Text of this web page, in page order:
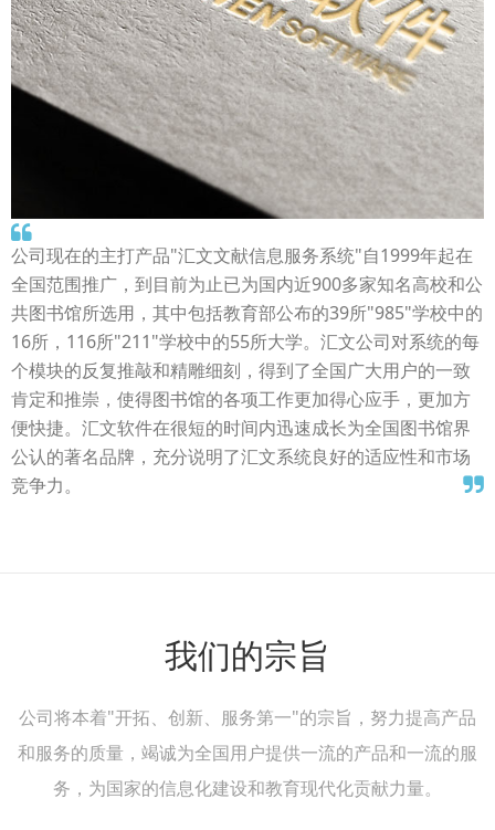
公司现在的主打产品"汇文文献信息服务系统"自1999年起在
全国范围推广，到目前为止已为国内近900多家知名高校和公
共图书馆所选用，其中包括教育部公布的39所"985"学校中的
16所，116所"211"学校中的55所大学。汇文公司对系统的每
个模块的反复推敲和精雕细刻，得到了全国广大用户的一致
肯定和推崇，使得图书馆的各项工作更加得心应手，更加方
便快捷。汇文软件在很短的时间内迅速成长为全国图书馆界
公认的著名品牌，充分说明了汇文系统良好的适应性和市场
竞争力。
我们的宗旨
公司将本着"开拓、创新、服务第一"的宗旨，努力提高产品
和服务的质量，竭诚为全国用户提供一流的产品和一流的服
务，为国家的信息化建设和教育现代化贡献力量。